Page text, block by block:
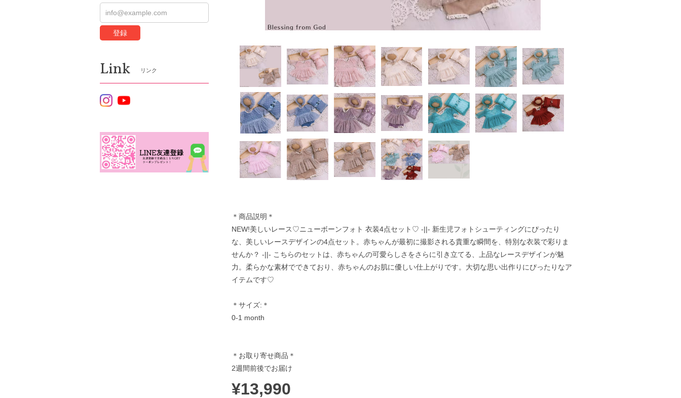
＊商品説明＊
NEW!美しいレース♡ニューボーンフォト 衣装4点セット♡ -||- 新生児フォトシューティングにぴったり
な、美しいレースデザインの4点セット。赤ちゃんが最初に撮影される貴重な瞬間を、特別な衣装で彩りま
せんか？ -||- こちらのセットは、赤ちゃんの可愛らしさをさらに引き立てる、上品なレースデザインが魅
力。柔らかな素材でできており、赤ちゃんのお肌に優しい仕上がりです。大切な思い出作りにぴったりなア
イテムです♡
＊サイズ:＊
0-1 month
＊お取り寄せ商品＊
2週間前後でお届け
¥13,990
登録
Link リンク